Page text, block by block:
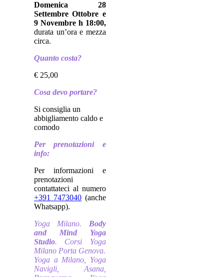
Domenica 28
Settembre Ottobre e
9 Novembre h 18:00,
durata un’ora e mezza
circa.
Quanto costa?
€ 25,00
Cosa devo portare?
Si consiglia un
abbigliamento caldo e
comodo
Per prenotazioni e
info:
Per informazioni e
prenotazioni
contattateci al numero
+391 7473040 (anche
Whatsapp).
Yoga Milano. Body
and Mind Yoga
Studio. Corsi Yoga
Milano Porta Genova.
Yoga a Milano, Yoga
Navigli, Asana,